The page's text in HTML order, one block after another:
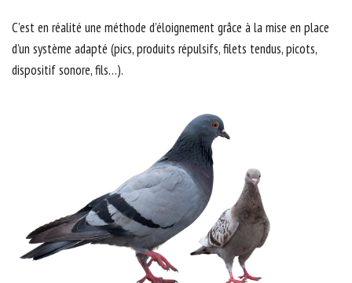
C’est en réalité une méthode d’éloignement grâce à la mise en place
d’un système adapté (pics, produits répulsifs, filets tendus, picots,
dispositif sonore, fils…).